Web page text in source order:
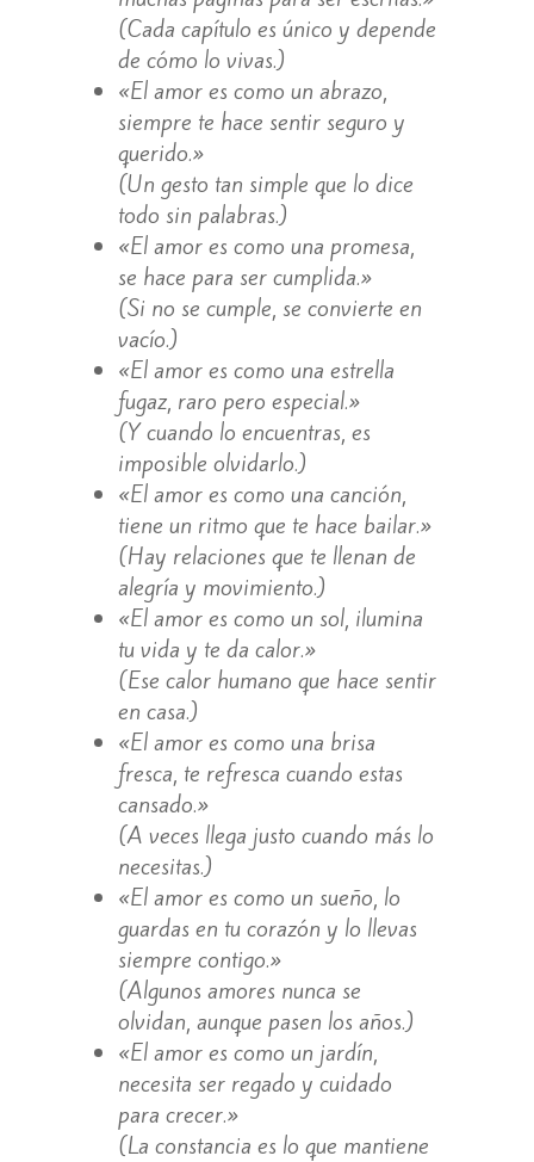
(Cada capítulo es único y depende
de cómo lo vivas.)
«El amor es como un abrazo,
siempre te hace sentir seguro y
querido.»
(Un gesto tan simple que lo dice
todo sin palabras.)
«El amor es como una promesa,
se hace para ser cumplida.»
(Si no se cumple, se convierte en
vacío.)
«El amor es como una estrella
fugaz, raro pero especial.»
(Y cuando lo encuentras, es
imposible olvidarlo.)
«El amor es como una canción,
tiene un ritmo que te hace bailar.»
(Hay relaciones que te llenan de
alegría y movimiento.)
«El amor es como un sol, ilumina
tu vida y te da calor.»
(Ese calor humano que hace sentir
en casa.)
«El amor es como una brisa
fresca, te refresca cuando estas
cansado.»
(A veces llega justo cuando más lo
necesitas.)
«El amor es como un sueño, lo
guardas en tu corazón y lo llevas
siempre contigo.»
(Algunos amores nunca se
olvidan, aunque pasen los años.)
«El amor es como un jardín,
necesita ser regado y cuidado
para crecer.»
(La constancia es lo que mantiene